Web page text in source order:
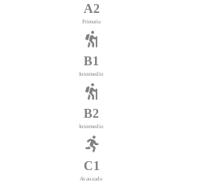
A2
Primaria
B1
Intermedio
B2
Intermedio
C1
Avanzado